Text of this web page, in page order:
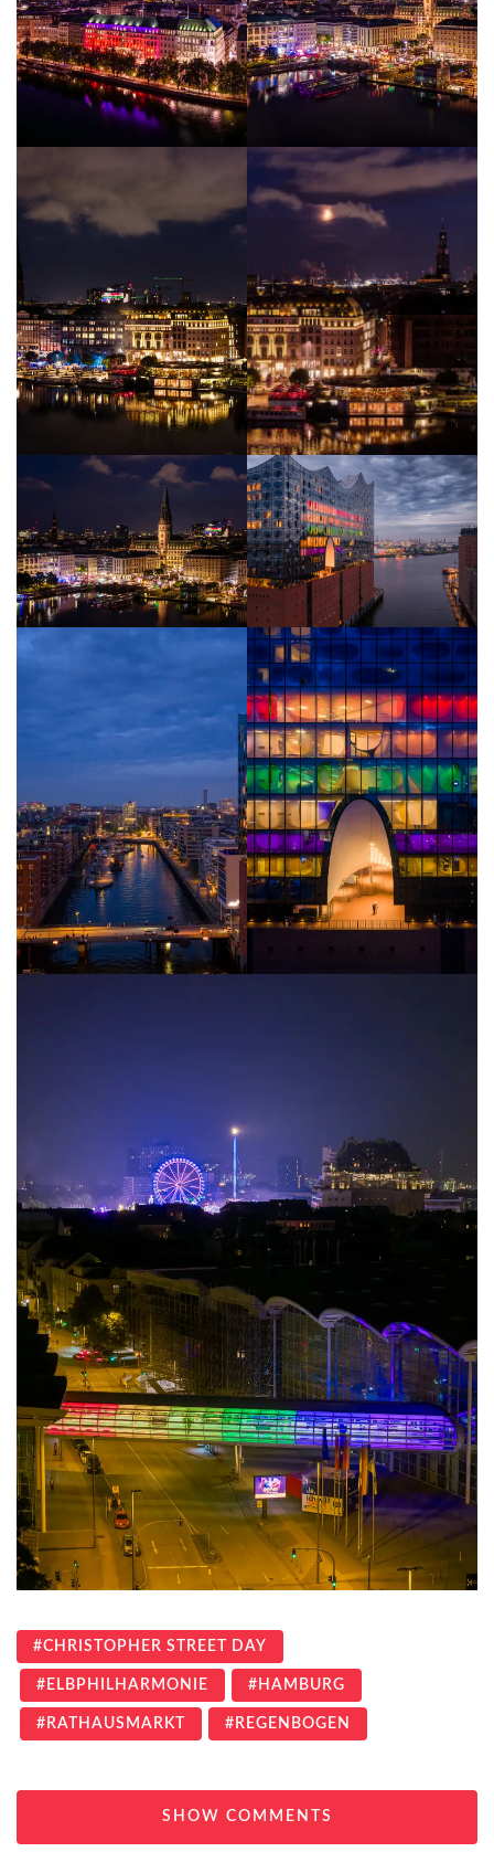
CHRISTOPHER STREET DAY
ELBPHILHARMONIE HAMBURG
RATHAUSMARKT REGENBOGEN
SHOW COMMENTS